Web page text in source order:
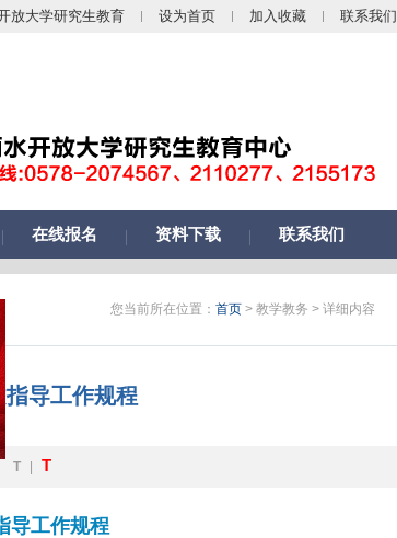
联系我们
加入收藏
设为首页
放大学研究生教育
在线报名 资料下载 联系我们
您当前所在位置： 首页 > 教学教务 > 详细内容
导工作规程
T T
导工作规程